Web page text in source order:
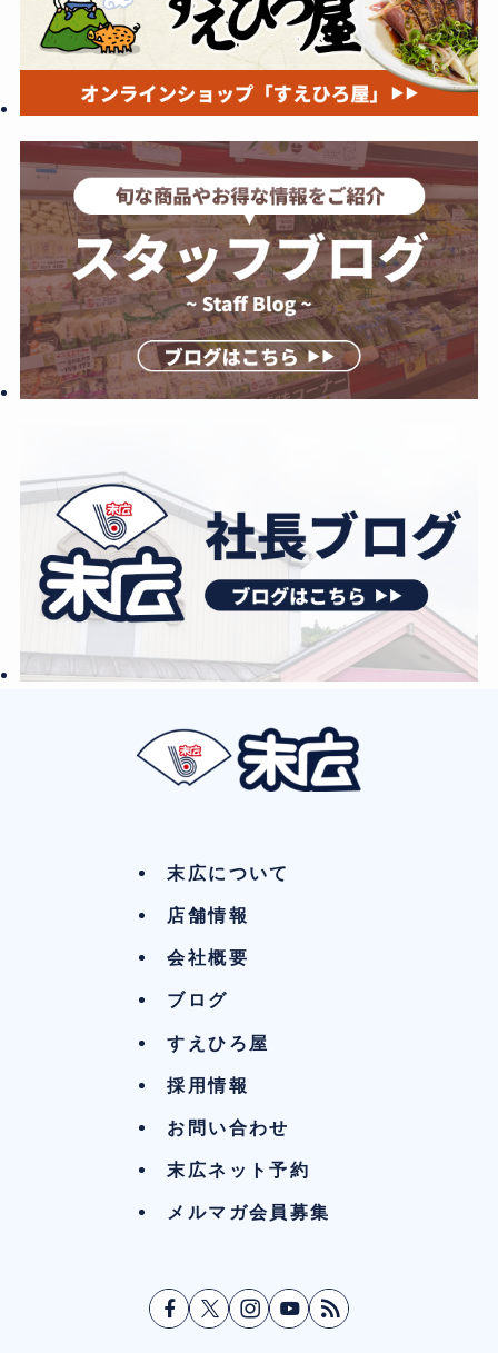
末広について
店舗情報
会社概要
ブログ
すえひろ屋
採用情報
お問い合わせ
末広ネット予約
メルマガ会員募集